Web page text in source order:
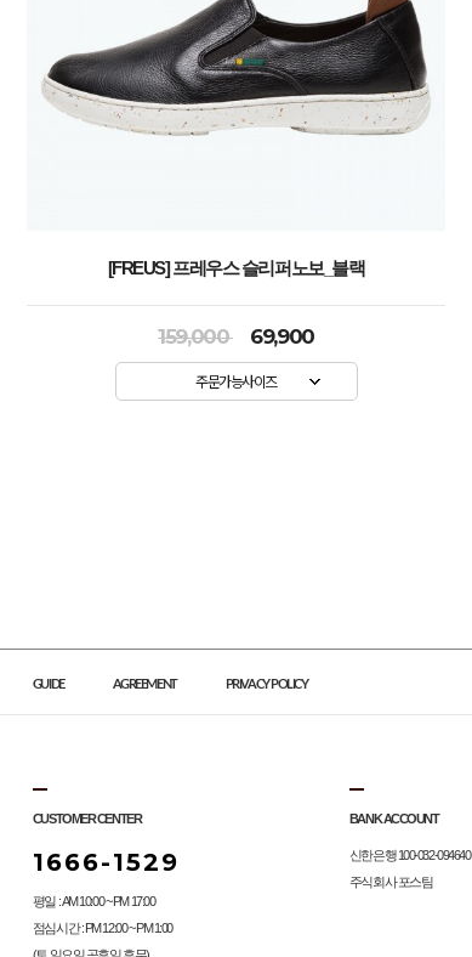
[FREUS] 프레우스 슬리퍼노보_블랙
159,000 69,900
주문가능사이즈
GUIDE AGREEMENT PRIVACY POLICY
CUSTOMER CENTER
1666-1529
평일 : AM 10:00 ~ PM 17:00
점심시간 : PM 12:00 ~ PM 1:00
(토,일요일,공휴일 휴무)
BANK ACCOUNT
신한은행 100-032-094640
주식회사 포스팀